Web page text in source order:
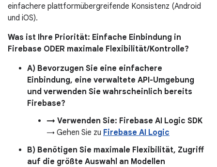
einfachere plattformübergreifende Konsistenz (Android
und iOS).
Was ist Ihre Priorität: Einfache Einbindung in
Firebase ODER maximale Flexibilität/Kontrolle?
A) Bevorzugen Sie eine einfachere
Einbindung, eine verwaltete API-Umgebung
und verwenden Sie wahrscheinlich bereits
Firebase?
→ Verwenden Sie: Firebase AI Logic SDK
→ Gehen Sie zu Firebase AI Logic
B) Benötigen Sie maximale Flexibilität, Zugriff
auf die größte Auswahl an Modellen